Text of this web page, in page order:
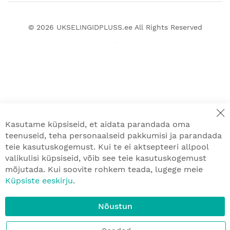
© 2026 UKSELINGIDPLUSS.eeAll Rights Reserved
Kasutame küpsiseid, et aidata parandada oma
teenuseid, teha personaalseid pakkumisi ja parandada
teie kasutuskogemust. Kui te ei aktsepteeri allpool
valikulisi küpsiseid, võib see teie kasutuskogemust
mõjutada. Kui soovite rohkem teada, lugege meie
Küpsiste eeskirju.
Nõustun